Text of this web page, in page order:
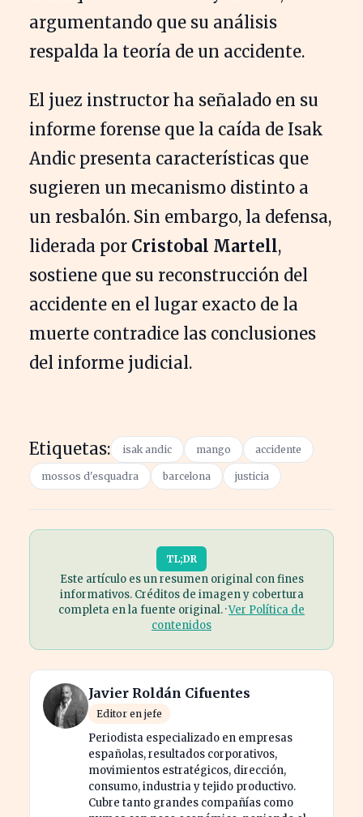
argumentando que su análisis
respalda la teoría de un accidente.
El juez instructor ha señalado en su
informe forense que la caída de Isak
Andic presenta características que
sugieren un mecanismo distinto a
un resbalón. Sin embargo, la defensa,
liderada por Cristobal Martell,
sostiene que su reconstrucción del
accidente en el lugar exacto de la
muerte contradice las conclusiones
del informe judicial.
Etiquetas: isak andic mango accidente
mossos d'esquadra barcelona justicia
TL;DR
Este artículo es un resumen original con fines
informativos. Créditos de imagen y cobertura
completa en la fuente original. ·Ver Política de
contenidos
Javier Roldán Cifuentes
Editor en jefe
Periodista especializado en empresas
españolas, resultados corporativos,
movimientos estratégicos, dirección,
consumo, industria y tejido productivo.
Cubre tanto grandes compañías como